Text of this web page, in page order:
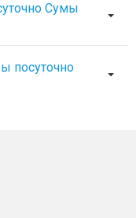
Сумы
посуточно